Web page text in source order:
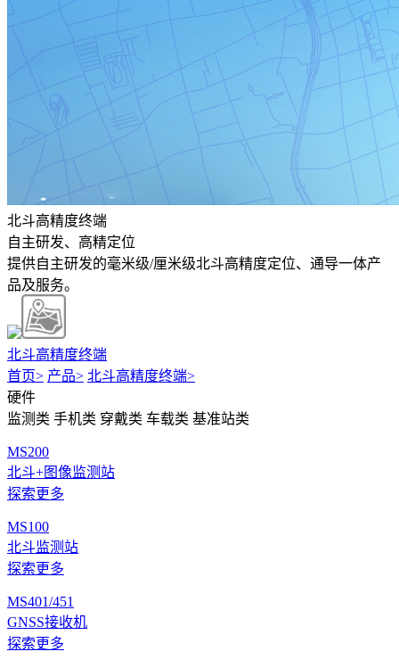
北斗高精度终端
自主研发、高精定位
提供自主研发的毫米级/厘米级北斗高精度定位、通导一体产
品及服务。
北斗高精度终端
首页> 产品> 北斗高精度终端>
硬件
监测类 手机类 穿戴类 车载类 基准站类
MS200
北斗+图像监测站
探索更多
MS100
北斗监测站
探索更多
MS401/451
GNSS接收机
探索更多